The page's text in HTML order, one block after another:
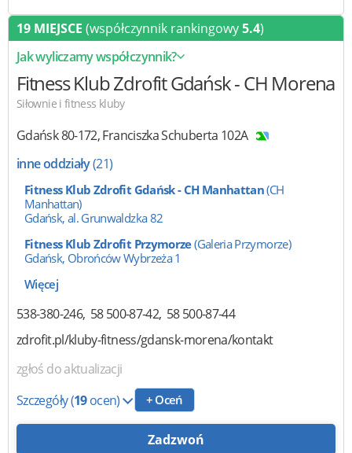
19 MIEJSCE (współczynnik rankingowy5.4)
Jak wyliczamy współczynnik?
Fitness Klub ZdrofitGdańsk - CH Morena
Siłownie i fitness kluby
Gdańsk80-172,Franciszka Schuberta 102A
inne oddziały(21)
Fitness Klub Zdrofit Gdańsk - CH Manhattan(CH
Manhattan)
Gdańsk, al. Grunwaldzka 82
Fitness Klub Zdrofit Przymorze(Galeria Przymorze)
Gdańsk, Obrońców Wybrzeża 1
Więcej
538-380-246 58 500-87-42 58 500-87-44
zdrofit.pl/kluby-fitness/gdansk-morena/kontakt
zgłoś do aktualizacji
Szczegóły(19ocen) + Oceń
Zadzwoń